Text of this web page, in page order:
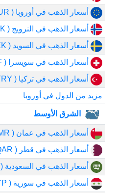
أسعار الذهب في أوروبا ( EUR)
أسعار الذهب في النرويج ( NOK)
أسعار الذهب في السويد ( SEK)
أسعار الذهب في سويسرا ( CHF)
أسعار الذهب في تركيا ( TRY)
مزيد من الدول في أوروبا
الشرق الأوسط
أسعار الذهب في عمان ( OMR)
أسعار الذهب في قطر ( QAR)
أسعار الذهب في السعودية ( SAR)
أسعار الذهب في سورية ( SYP)